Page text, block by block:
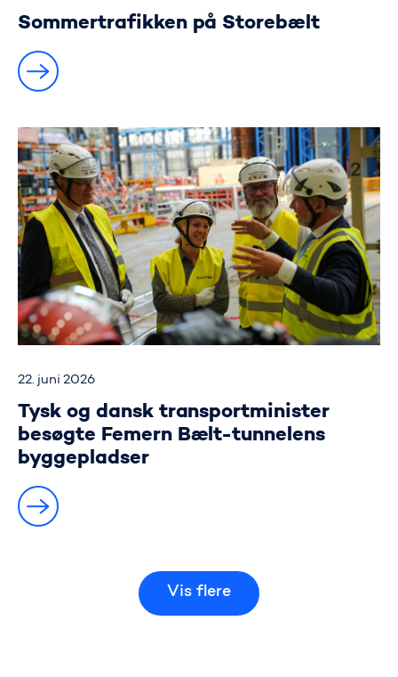
Sommertrafikken på Storebælt
22. juni 2026
Tysk og dansk transportminister
besøgte Femern Bælt-tunnelens
byggepladser
Vis flere